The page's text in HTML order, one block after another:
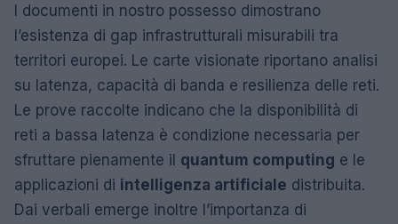
I documenti in nostro possesso dimostrano
l’esistenza di gap infrastrutturali misurabili tra
territori europei. Le carte visionate riportano analisi
su latenza, capacità di banda e resilienza delle reti.
Le prove raccolte indicano che la disponibilità di
reti a bassa latenza è condizione necessaria per
sfruttare pienamente il quantum computing e le
applicazioni di intelligenza artificiale distribuita.
Dai verbali emerge inoltre l’importanza di